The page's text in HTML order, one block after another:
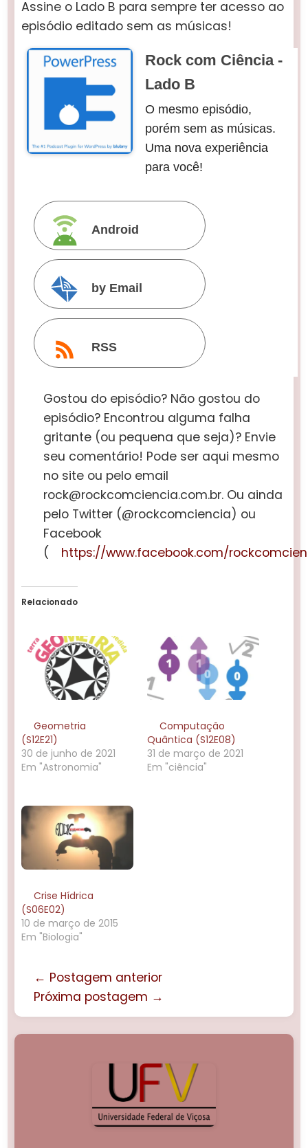
Assine o Lado B para sempre ter acesso ao
episódio editado sem as músicas!
Rock com Ciência -
Lado B
O mesmo episódio,
porém sem as músicas.
Uma nova experiência
para você!
Android
by Email
RSS
Gostou do episódio? Não gostou do
episódio? Encontrou alguma falha
gritante (ou pequena que seja)? Envie
seu comentário! Pode ser aqui mesmo
no site ou pelo email
rock@rockcomciencia.com.br. Ou ainda
pelo Twitter (@rockcomciencia) ou
Facebook
(
https://www.facebook.com/
Relacionado
Geometria
(S12E21)
30 de junho de 2021
Em "Astronomia"
Computação
Quântica (S12E08)
31 de março de 2021
Em "ciência"
Crise Hídrica
(S06E02)
10 de março de 2015
Em "Biologia"
← Postagem anterior
Próxima postagem →